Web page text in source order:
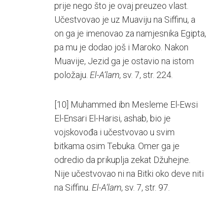
prije nego što je ovaj preuzeo vlast.
Učestvovao je uz Muaviju na Siffinu, a
on ga je imenovao za namjesnika Egipta,
pa mu je dodao još i Maroko. Nakon
Muavije, Jezid ga je ostavio na istom
položaju. El-A‘lam, sv. 7, str. 224.
[10] Muhammed ibn Mesleme El-Ewsi
El-Ensari El-Harisi, ashab, bio je
vojskovođa i učestvovao u svim
bitkama osim Tebuka. Omer ga je
odredio da prikuplja zekat Džuhejne.
Nije učestvovao ni na Bitki oko deve niti
na Siffinu. El-A‘lam, sv. 7, str. 97.